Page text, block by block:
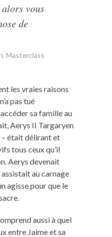
alors vous
de
Masterclass
les vraies raisons
pas tué
sa famille au
Aerys II Targaryen
– était délirant et
tous ceux qu’il
Aerys devenait
au carnage
agisse pour que le
aussi à quel
entre Jaime et sa